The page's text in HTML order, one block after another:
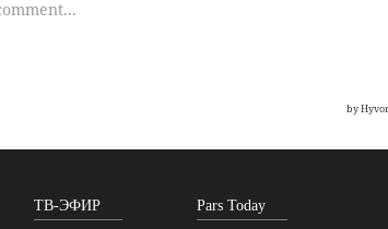
ТВ-ЭФИР Pars Today